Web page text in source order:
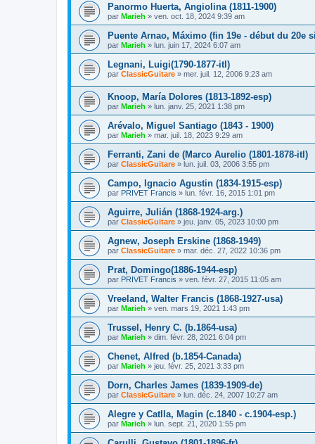
Panormo Huerta, Angiolina (1811-1900)
par Marieh » ven. oct. 18, 2024 9:39 am
Puente Arnao, Máximo (fin 19e - début du 20e
par Marieh » lun. juin 17, 2024 6:07 am
Legnani, Luigi(1790-1877-itl)
par ClassicGuitare » mer. juil. 12, 2006 9:23 am
Knoop, María Dolores (1813-1892-esp)
par Marieh » lun. janv. 25, 2021 1:38 pm
Arévalo, Miguel Santiago (1843 - 1900)
par Marieh » mar. juil. 18, 2023 9:29 am
Ferranti, Zani de (Marco Aurelio (1801-1878-itl)
par ClassicGuitare » lun. juil. 03, 2006 3:55 pm
Campo, Ignacio Agustin (1834-1915-esp)
par PRIVET Francis » lun. févr. 16, 2015 1:01 pm
Aguirre, Julián (1868-1924-arg.)
par ClassicGuitare » jeu. janv. 05, 2023 10:00 pm
Agnew, Joseph Erskine (1868-1949)
par ClassicGuitare » mar. déc. 27, 2022 10:36 pm
Prat, Domingo(1886-1944-esp)
par PRIVET Francis » ven. févr. 27, 2015 11:05 am
Vreeland, Walter Francis (1868-1927-usa)
par Marieh » ven. mars 19, 2021 1:43 pm
Trussel, Henry C. (b.1864-usa)
par Marieh » dim. févr. 28, 2021 6:04 pm
Chenet, Alfred (b.1854-Canada)
par Marieh » jeu. févr. 25, 2021 3:33 pm
Dorn, Charles James (1839-1909-de)
par ClassicGuitare » lun. déc. 24, 2007 10:27 am
Alegre y Catlla, Magin (c.1840 - c.1904-esp.)
par Marieh » lun. sept. 21, 2020 1:55 pm